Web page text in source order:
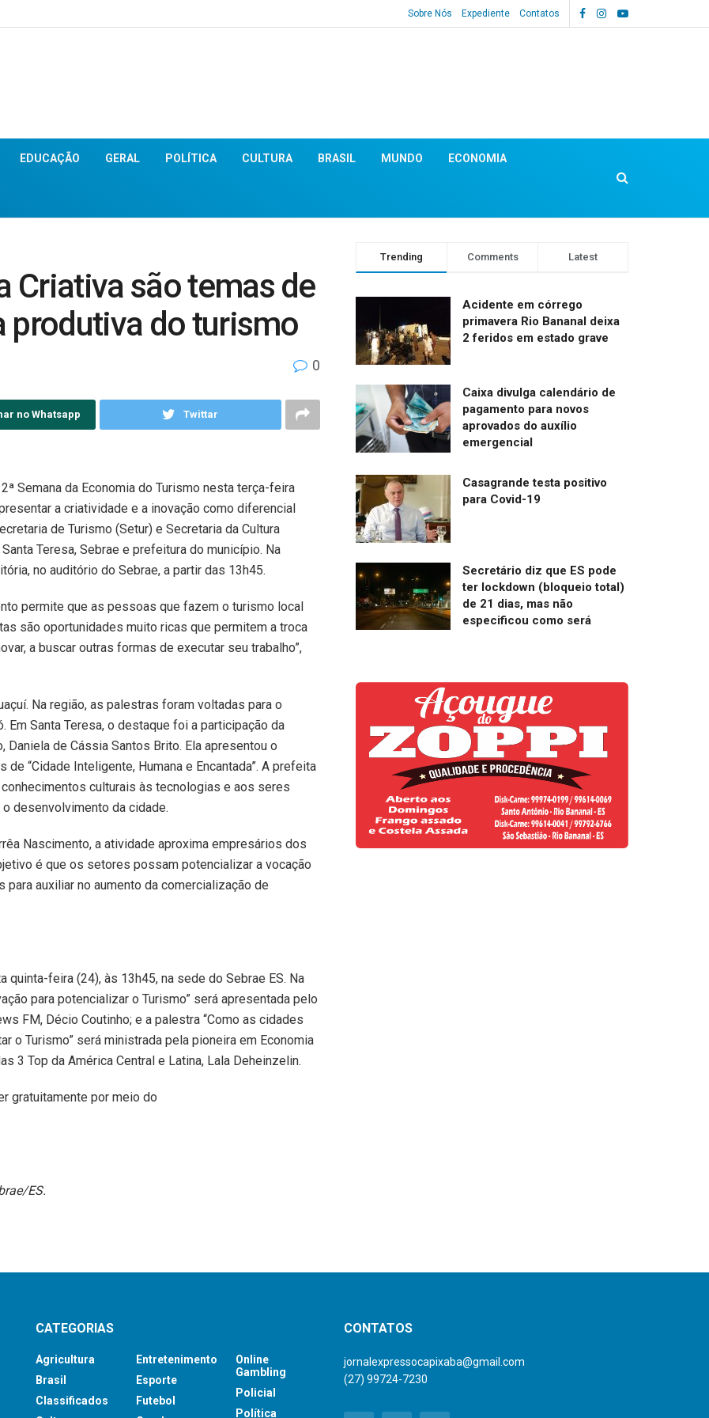
Sobre Nós Expediente Contatos
EDUCAÇÃO GERAL POLÍTICA CULTURA BRASIL MUNDO ECONOMIA
Criativa são temas de
produtiva do turismo
0
no Whatsapp Twittar
Semana da Economia do Turismo nesta terça-feira
a criatividade e a inovação como diferencial
de Turismo (Setur) e Secretaria da Cultura
Teresa, Sebrae e prefeitura do município. Na
no auditório do Sebrae, a partir das 13h45.
permite que as pessoas que fazem o turismo local
são oportunidades muito ricas que permitem a troca
a buscar outras formas de executar seu trabalho”,
Na região, as palestras foram voltadas para o
Em Santa Teresa, o destaque foi a participação da
de Cássia Santos Brito. Ela apresentou o
“Cidade Inteligente, Humana e Encantada”. A prefeita
culturais às tecnologias e aos seres
desenvolvimento da cidade.
Nascimento, a atividade aproxima empresários dos
é que os setores possam potencializar a vocação
auxiliar no aumento da comercialização de
quinta-feira (24), às 13h45, na sede do Sebrae ES. Na
para potencializar o Turismo” será apresentada pelo
FM, Décio Coutinho; e a palestra “Como as cidades
o Turismo” será ministrada pela pioneira em Economia
3 Top da América Central e Latina, Lala Deheinzelin.
gratuitamente por meio do
ES.
Trending Comments Latest
Acidente em córrego
primavera Rio Bananal deixa
2 feridos em estado grave
Caixa divulga calendário de
pagamento para novos
aprovados do auxílio
emergencial
Casagrande testa positivo
para Covid-19
Secretário diz que ES pode
ter lockdown (bloqueio total)
de 21 dias, mas não
especificou como será
CATEGORIAS
Agricultura
Brasil
Classificados
Entretenimento
Esporte
Futebol
Online
Gambling
Policial
Política
CONTATOS
jornalexpressocapixaba@gmail.com
(27) 99724-7230